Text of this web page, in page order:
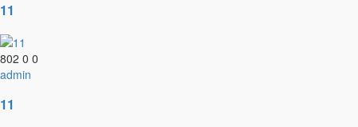
11
802 0 0
admin
11